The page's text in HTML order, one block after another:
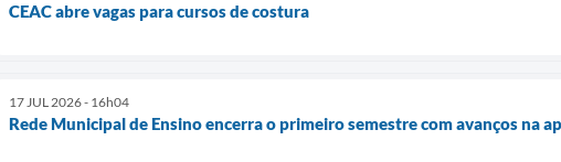
CEAC abre vagas para cursos de costura
17 JUL 2026 - 16h04
Rede Municipal de Ensino encerra o primeiro semestre com avanços na